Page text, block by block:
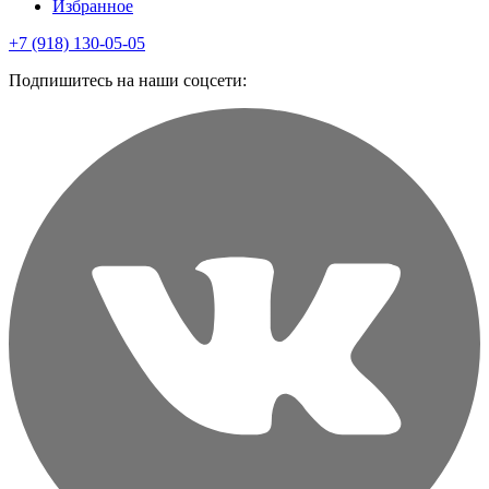
Избранное
+7 (918) 130-05-05
Подпишитесь на наши соцсети: